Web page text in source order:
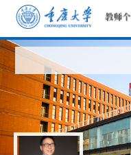
首页
科学研究
教学研究